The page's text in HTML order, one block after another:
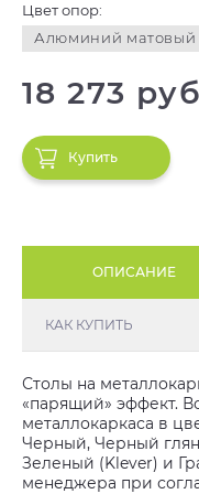
Цвет опор:
Алюминий матовый
18 273
Купить
ОПИСАНИЕ
КАК КУПИТЬ
Столы на
«парящий» эффект.
металлокаркаса в
Черный, Черный
Зеленый (Klever) и
менеджера при